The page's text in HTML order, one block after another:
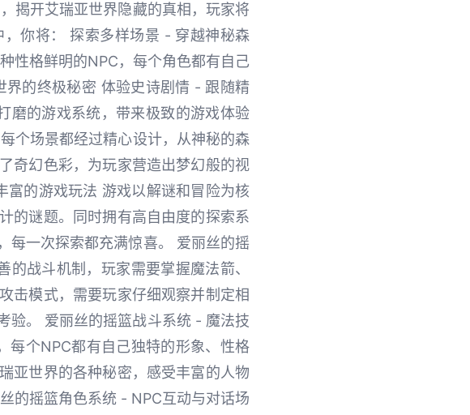
揭开艾瑞亚世界隐藏的真相，玩家将
你将： 探索多样场景 - 穿越神秘森
性格鲜明的NPC，每个角色都有自己
的终极秘密 体验史诗剧情 - 跟随精
磨的游戏系统，带来极致的游戏体验
个场景都经过精心设计，从神秘的森
奇幻色彩，为玩家营造出梦幻般的视
的游戏玩法 游戏以解谜和冒险为核
的谜题。同时拥有高自由度的探索系
每一次探索都充满惊喜。 爱丽丝的摇
战斗机制，玩家需要掌握魔法箭、
击模式，需要玩家仔细观察并制定相
验。 爱丽丝的摇篮战斗系统 - 魔法技
每个NPC都有自己独特的形象、性格
亚世界的各种秘密，感受丰富的人物
的摇篮角色系统 - NPC互动与对话场